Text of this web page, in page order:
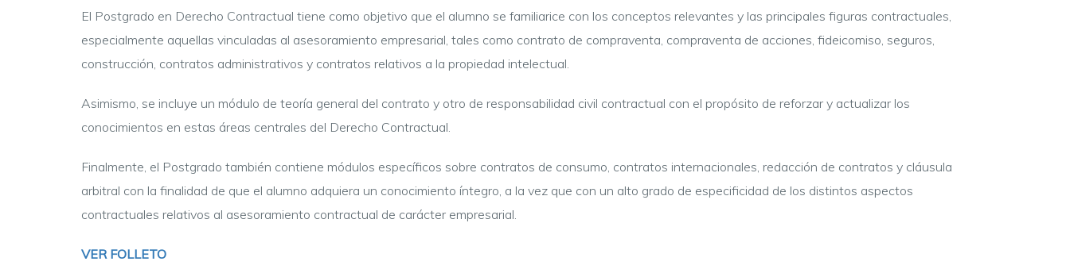
El Postgrado en Derecho Contractual tiene como objetivo que el alumno se familiarice con los conceptos relevantes y las principales figuras contractuales,
especialmente aquellas vinculadas al asesoramiento empresarial, tales como contrato de compraventa, compraventa de acciones, fideicomiso, seguros,
construcción, contratos administrativos y contratos relativos a la propiedad intelectual.
Asimismo, se incluye un módulo de teoría general del contrato y otro de responsabilidad civil contractual con el propósito de reforzar y actualizar los
conocimientos en estas áreas centrales del Derecho Contractual.
Finalmente, el Postgrado también contiene módulos específicos sobre contratos de consumo, contratos internacionales, redacción de contratos y cláusula
arbitral con la finalidad de que el alumno adquiera un conocimiento íntegro, a la vez que con un alto grado de especificidad de los distintos aspectos
contractuales relativos al asesoramiento contractual de carácter empresarial.
VER FOLLETO